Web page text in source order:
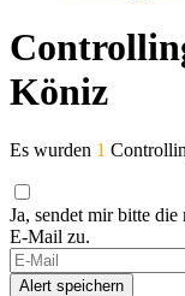
Köniz
Es wurden 1
Ja, sendet mir bitte die
E-Mail zu.
Alert speichern